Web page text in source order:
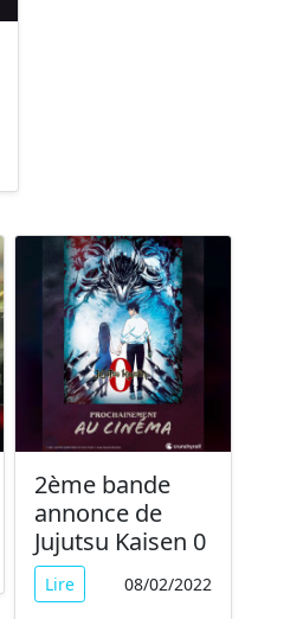
2ème bande
annonce de
Jujutsu Kaisen 0
Lire 08/02/2022